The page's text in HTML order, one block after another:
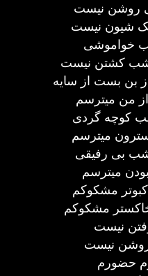
روشن نیست
شیون نیست
خواموشی
کشتن نیست
بن بست از سایه
من میترسم
کوچه گردی
میترسم
بی رفیقی
میترسم
مشکوکم
مشکوکم
نیست
نیست
حضورم